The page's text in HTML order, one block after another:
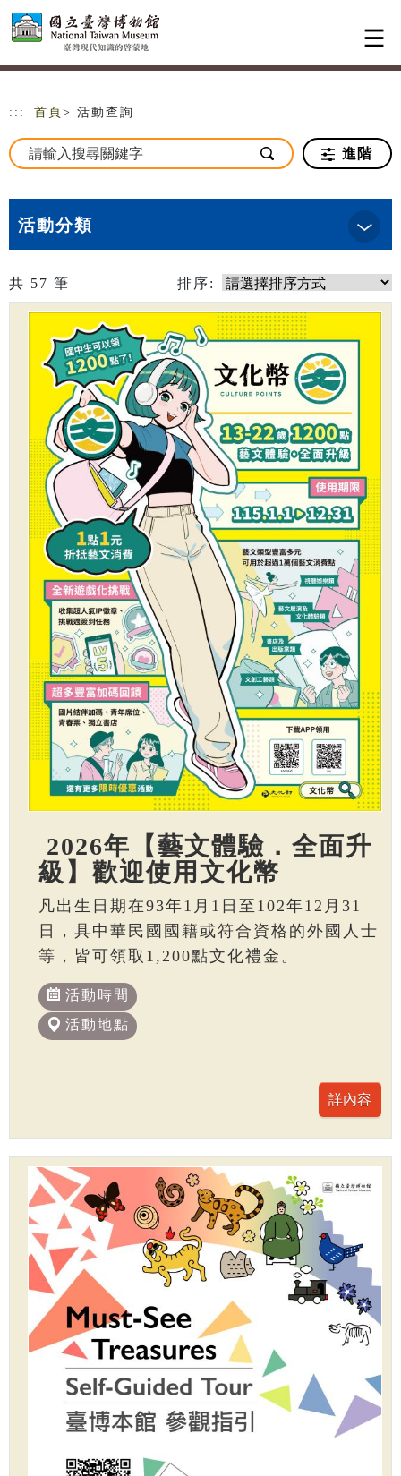
跳到主要內容
網站導覽
::: 首頁 > 活動查詢
進階
活動分類
共 57 筆 排序:
2026年【藝文體驗．全面升
級】歡迎使用文化幣
凡出生日期在93年1月1日至102年12月31
日，具中華民國國籍或符合資格的外國人士
等，皆可領取1,200點文化禮金。
活動時間
活動地點